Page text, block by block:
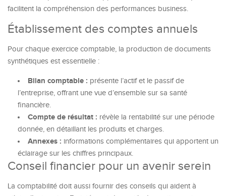
facilitent la compréhension des performances business.
Établissement des comptes annuels
Pour chaque exercice comptable, la production de documents
synthétiques est essentielle :
Bilan comptable : présente l’actif et le passif de
l’entreprise, offrant une vue d’ensemble sur sa santé
financière.
Compte de résultat : révèle la rentabilité sur une période
donnée, en détaillant les produits et charges.
Annexes : informations complémentaires qui apportent un
éclairage sur les chiffres principaux.
Conseil financier pour un avenir serein
La comptabilité doit aussi fournir des conseils qui aident à